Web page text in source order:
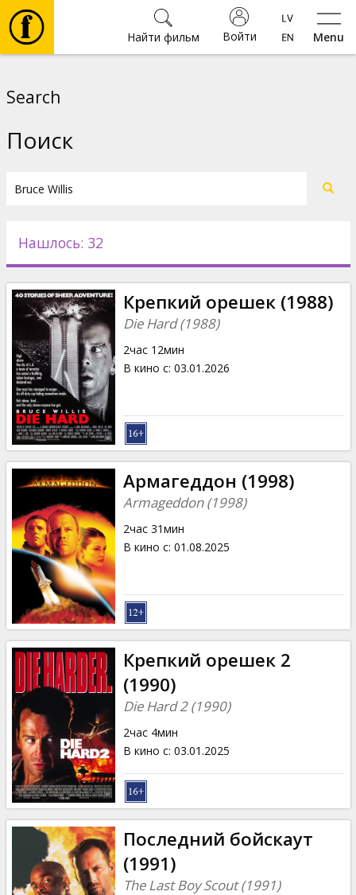
Menu
Войти
Найти фильм
Новости
Подарки
Кинозакуски
B2B
Клуб
Search
Поиск
Нашлось: 32
Крепкий орешек (1988)
Die Hard (1988)
2час 12мин
В кино с: 03.01.2026
Армагеддон (1998)
Armageddon (1998)
2час 31мин
В кино с: 01.08.2025
Крепкий орешек 2
(1990)
Die Hard 2 (1990)
2час 4мин
В кино с: 03.01.2025
Последний бойскаут
(1991)
The Last Boy Scout (1991)